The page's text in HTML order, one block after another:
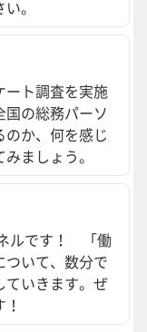
。
ート調査を実施
の総務パーソ
か、何を感じ
ましょう。
ルです！ 「働
ついて、数分で
ていきます。ぜ